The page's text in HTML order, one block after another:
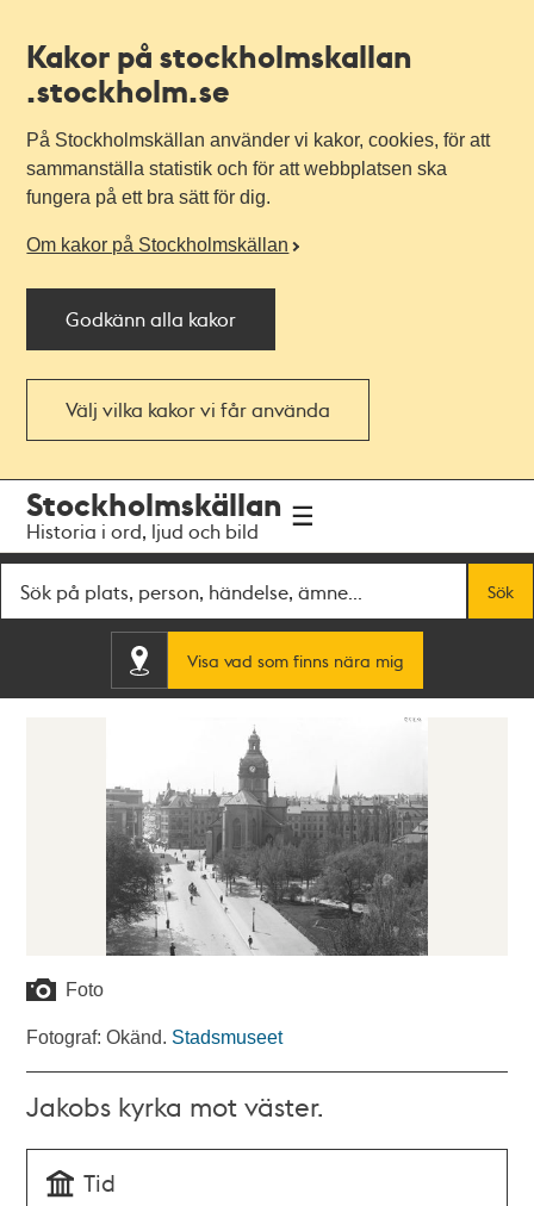
Kakor på stockholmskallan
.stockholm.se
På Stockholmskällan använder vi kakor, cookies, för att
sammanställa statistik och för att webbplatsen ska
fungera på ett bra sätt för dig.
Om kakor på Stockholmskällan
Godkänn alla kakor
Välj vilka kakor vi får använda
navigationen
huvudinnehållet
Stockholmskällan
Historia i ord, ljud och bild
Sök
Visa vad som finns nära mig
Foto
Fotograf: Okänd. Stadsmuseet
Jakobs kyrka mot väster.
Tid